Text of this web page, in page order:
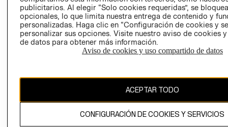
El contenido de esta página web está protegido por copyright y es
publicitarios. Al elegir “Solo cookies requeridas”, se
opcionales, lo que limita nuestra entrega de contenido y
personalizadas. Haga clic en “Configuración de cookies y
personalizar sus opciones. Visite nuestro aviso de cookies
de datos para obtener más información.
Aviso de cookies y uso compartido de datos
ACEPTAR TODO
CONFIGURACIÓN DE COOKIES Y SERVICIOS